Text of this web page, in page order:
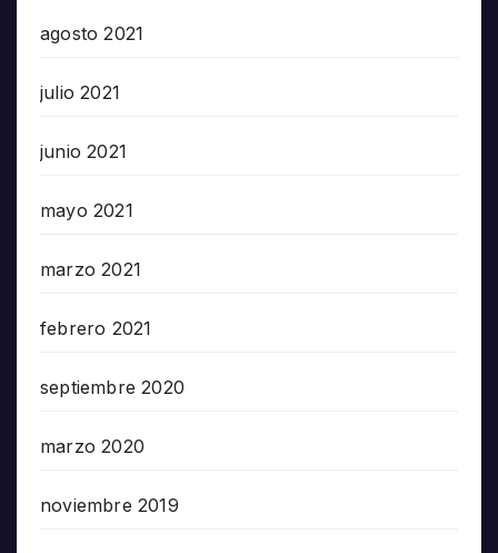
agosto 2021
julio 2021
junio 2021
mayo 2021
marzo 2021
febrero 2021
septiembre 2020
marzo 2020
noviembre 2019